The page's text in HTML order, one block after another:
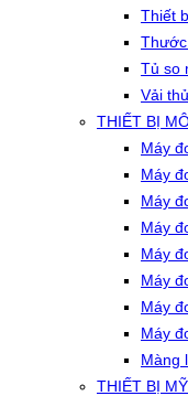
Thiết
Tủ so
Vải
THIẾT BỊ
Máy
Máy
Máy
Máy
Máy
Máy
Máy
Máy
Màng
THIẾT BỊ